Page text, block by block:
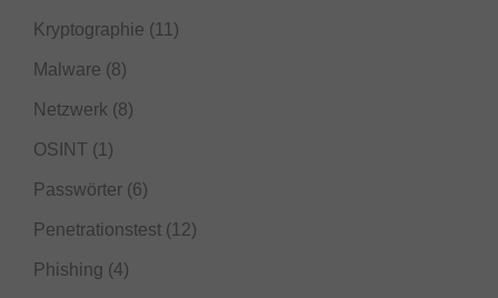
Kryptographie (11)
Malware (8)
Netzwerk (8)
OSINT (1)
Passwörter (6)
Penetrationstest (12)
Phishing (4)